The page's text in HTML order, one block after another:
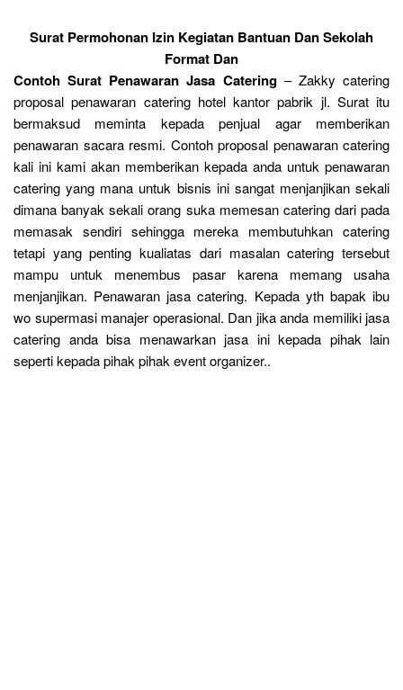
Surat Permohonan Izin Kegiatan Bantuan Dan Sekolah
Format Dan
Contoh Surat Penawaran Jasa Catering– Zakky catering
proposal penawaran catering hotel kantor pabrik jl. Surat itu
bermaksud meminta kepada penjual agar memberikan
penawaran sacara resmi. Contoh proposal penawaran catering
kali ini kami akan memberikan kepada anda untuk penawaran
catering yang mana untuk bisnis ini sangat menjanjikan sekali
dimana banyak sekali orang suka memesan catering dari pada
memasak sendiri sehingga mereka membutuhkan catering
tetapi yang penting kualiatas dari masalan catering tersebut
mampu untuk menembus pasar karena memang usaha
menjanjikan. Penawaran jasa catering. Kepada yth bapak ibu
wo supermasi manajer operasional. Dan jika anda memiliki jasa
catering anda bisa menawarkan jasa ini kepada pihak lain
seperti kepada pihak pihak event organizer..